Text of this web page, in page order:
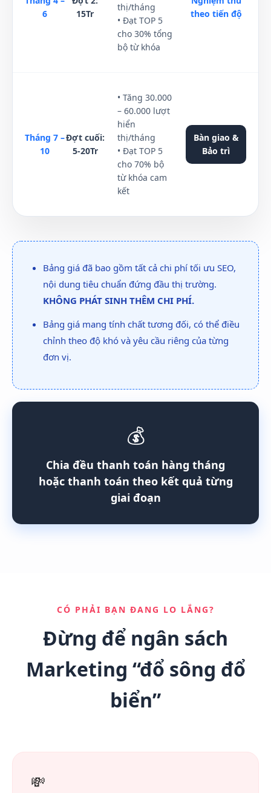
6
15Tr
thị/tháng
• Đạt TOP 5
cho 30% tổng
bộ từ khóa
theo tiến độ
Tháng 7 –
10
Đợt cuối:
5-20Tr
• Tăng 30.000
– 60.000 lượt
hiển
thị/tháng
• Đạt TOP 5
cho 70% bộ
từ khóa cam
kết
Bàn giao &
Bảo trì
Bảng giá đã bao gồm tất cả chi phí tối ưu SEO,
nội dung tiêu chuẩn đứng đầu thị trường.
KHÔNG PHÁT SINH THÊM CHI PHÍ.
Bảng giá mang tính chất tương đối, có thể điều
chỉnh theo độ khó và yêu cầu riêng của từng
đơn vị.
💰
Chia đều thanh toán hàng tháng
hoặc thanh toán theo kết quả từng
giai đoạn
CÓ PHẢI BẠN ĐANG LO LẮNG?
Đừng để ngân sách
Marketing “đổ sông đổ
biển”
💸